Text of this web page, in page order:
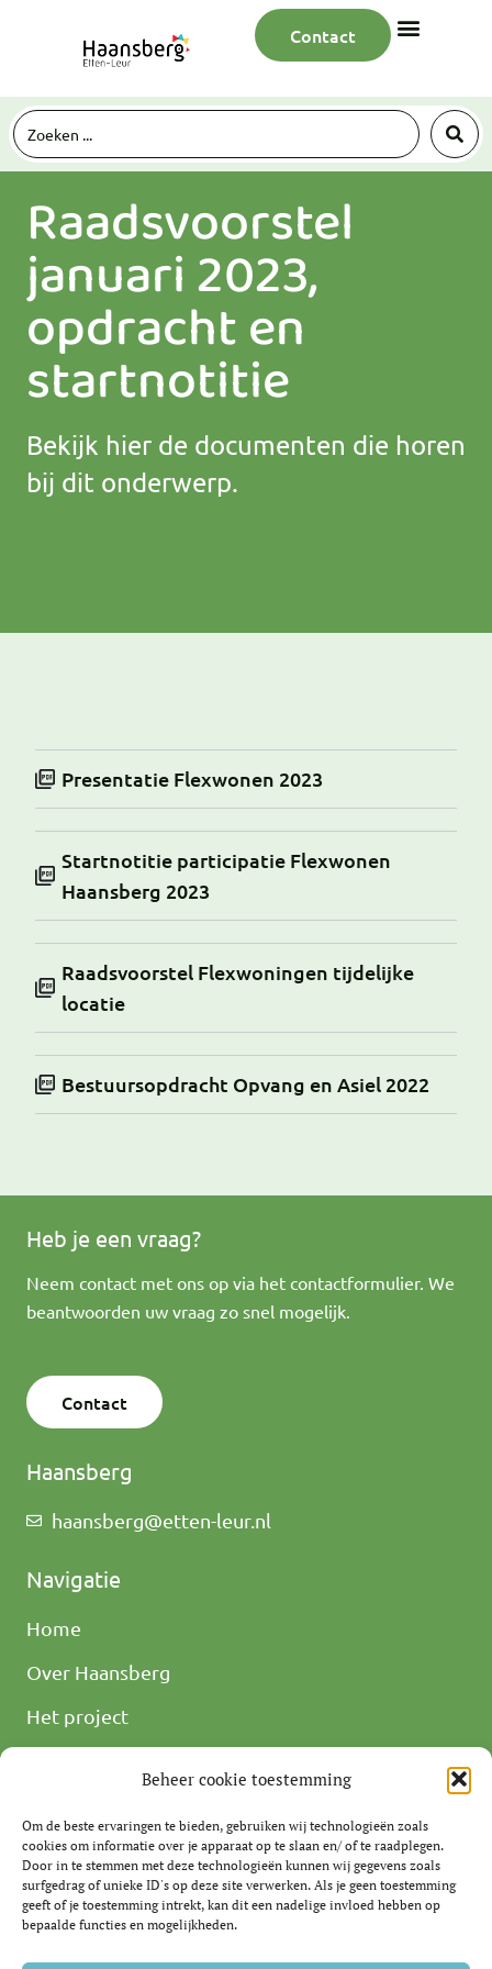
Beheer cookie toestemming
Om de beste ervaringen te bieden, gebruiken wij technologieën zoals
cookies om informatie over je apparaat op te slaan en/ of te raadplegen.
Door in te stemmen met deze technologieën kunnen wij gegevens zoals
surfgedrag of unieke ID's op deze site verwerken. Als je geen toestemming
geeft of je toestemming intrekt, kan dit een nadelige invloed hebben op
bepaalde functies en mogelijkheden.
Contact
Raadsvoorstel
januari 2023,
opdracht en
startnotitie
Bekijk hier de documenten die horen
bij dit onderwerp.
Presentatie Flexwonen 2023
Startnotitie participatie Flexwonen
Haansberg 2023
Raadsvoorstel Flexwoningen tijdelijke
locatie
Bestuursopdracht Opvang en Asiel 2022
Heb je een vraag?
Neem contact met ons op via het contactformulier. We
beantwoorden uw vraag zo snel mogelijk.
Contact
Haansberg
haansberg@etten-leur.nl
Navigatie
Home
Over Haansberg
Het project
Meedenken en -doen
Contact